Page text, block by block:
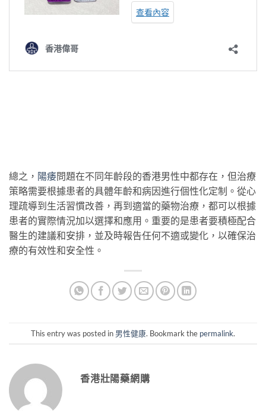
總之， 陽痿問題在不同年齡段的香港男性中都存在，但治療
策略需要根據患者的具體年齡和病因進行個性化定制。從心
理疏導到生活習慣改善，再到適當的藥物治療，都可以根據
患者的實際情況加以選擇和應用。重要的是患者要積極配合
醫生的建議和安排，並及時報告任何不適或變化，以確保治
療的有效性和安全性。
This entry was posted in 男性健康. Bookmark the permalink.
香港壯陽藥網購